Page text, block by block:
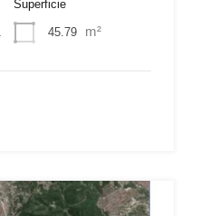
Superficie
45.79 m²